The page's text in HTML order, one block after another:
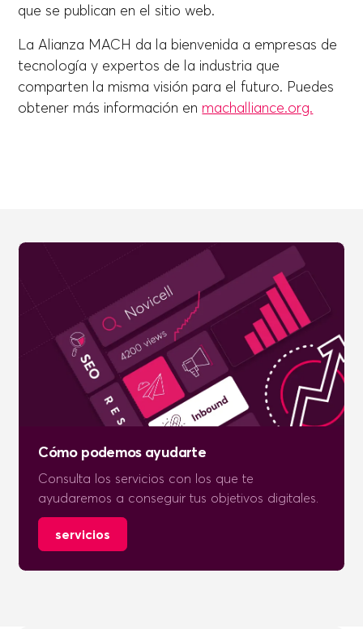
que se publican en el sitio web.
La Alianza MACH da la bienvenida a empresas de
tecnología y expertos de la industria que
comparten la misma visión para el futuro. Puedes
obtener más información en machalliance.org.
Cómo podemos ayudarte
Consulta los servicios con los que te
ayudaremos a conseguir tus objetivos digitales.
servicios